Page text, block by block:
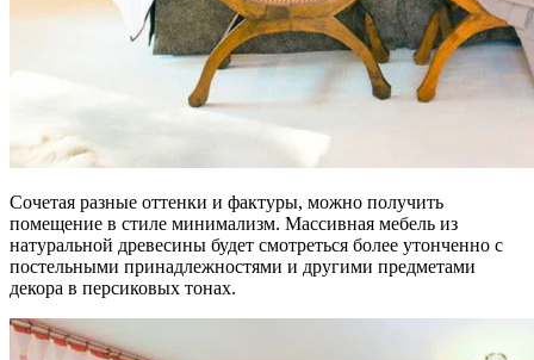
Сочетая разные оттенки и фактуры, можно получить
помещение в стиле минимализм. Массивная мебель из
натуральной древесины будет смотреться более утонченно с
постельными принадлежностями и другими предметами
декора в персиковых тонах.